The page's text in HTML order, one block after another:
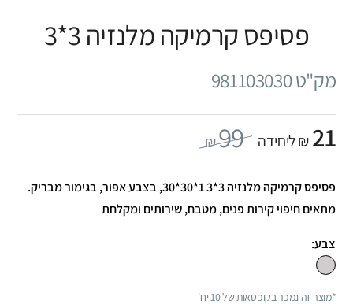
פסיפס קרמיקה מלנזיה 3*3
מק"ט 981103030
21₪ ליחידה 99
₪
פסיפס קרמיקה מלנזיה 3*3 1*30*30, בצבע אפור, בגימור מבריק.
מתאים חיפוי קירות פנים, מטבח, שירותים ומקלחת
צבע:
*מוצר זה נמכר בקופסאות של 10 יח'